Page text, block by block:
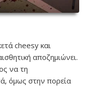
cheesy και
αποζημιώνει.
να τη
όμως στην πορεία